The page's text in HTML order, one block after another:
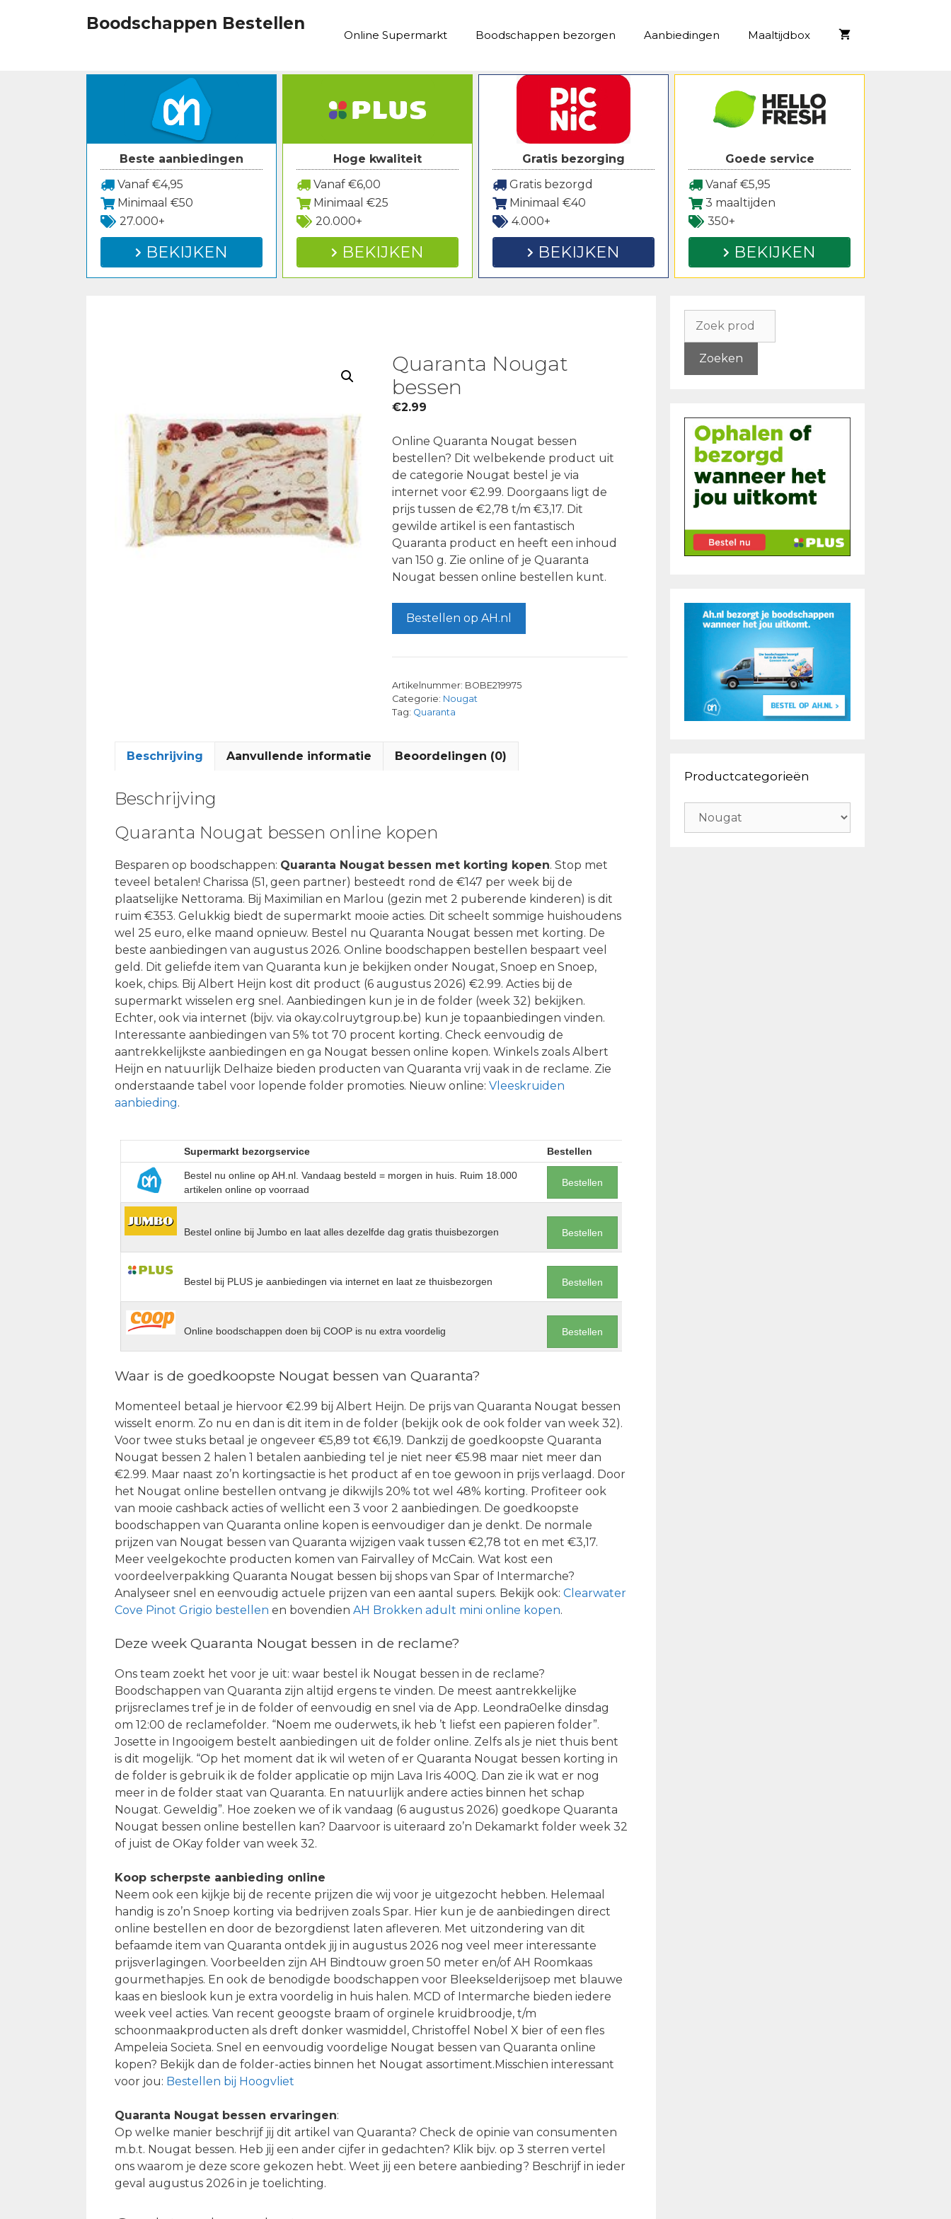
Boodschappen Bestellen
Online Supermarkt Boodschappen bezorgen Aanbiedingen Maaltijdbox
Beste aanbiedingen
Vanaf €4,95
Minimaal €50
27.000+
BEKIJKEN
Hoge kwaliteit
Vanaf €6,00
Minimaal €25
20.000+
BEKIJKEN
Gratis bezorging
Gratis bezorgd
Minimaal €40
4.000+
BEKIJKEN
Goede service
Vanaf €5,95
3 maaltijden
350+
BEKIJKEN
Quaranta Nougat
bessen
€2.99
Online Quaranta Nougat bessen
bestellen? Dit welbekende product uit
de categorie Nougat bestel je via
internet voor €2.99. Doorgaans ligt de
prijs tussen de €2,78 t/m €3,17. Dit
gewilde artikel is een fantastisch
Quaranta product en heeft een inhoud
van 150 g. Zie online of je Quaranta
Nougat bessen online bestellen kunt.
Bestellen op AH.nl
Artikelnummer: BOBE219975
Categorie: Nougat
Tag: Quaranta
Beschrijving Aanvullende informatie Beoordelingen (0)
Beschrijving
Quaranta Nougat bessen online kopen
Besparen op boodschappen: Quaranta Nougat bessen met korting kopen. Stop met
teveel betalen! Charissa (51, geen partner) besteedt rond de €147 per week bij de
plaatselijke Nettorama. Bij Maximilian en Marlou (gezin met 2 puberende kinderen) is dit
ruim €353. Gelukkig biedt de supermarkt mooie acties. Dit scheelt sommige huishoudens
wel 25 euro, elke maand opnieuw. Bestel nu Quaranta Nougat bessen met korting. De
beste aanbiedingen van augustus 2026. Online boodschappen bestellen bespaart veel
geld. Dit geliefde item van Quaranta kun je bekijken onder Nougat, Snoep en Snoep,
koek, chips. Bij Albert Heijn kost dit product (6 augustus 2026) €2.99. Acties bij de
supermarkt wisselen erg snel. Aanbiedingen kun je in de folder (week 32) bekijken.
Echter, ook via internet (bijv. via okay.colruytgroup.be) kun je topaanbiedingen vinden.
Interessante aanbiedingen van 5% tot 70 procent korting. Check eenvoudig de
aantrekkelijkste aanbiedingen en ga Nougat bessen online kopen. Winkels zoals Albert
Heijn en natuurlijk Delhaize bieden producten van Quaranta vrij vaak in de reclame. Zie
onderstaande tabel voor lopende folder promoties. Nieuw online: Vleeskruiden
aanbieding.
Supermarkt bezorgservice Bestellen
Bestel nu online op AH.nl. Vandaag besteld = morgen in huis. Ruim 18.000
artikelen online op voorraad
Bestellen
Bestel online bij Jumbo en laat alles dezelfde dag gratis thuisbezorgen Bestellen
Bestel bij PLUS je aanbiedingen via internet en laat ze thuisbezorgen Bestellen
Online boodschappen doen bij COOP is nu extra voordelig Bestellen
Waar is de goedkoopste Nougat bessen van Quaranta?
Momenteel betaal je hiervoor €2.99 bij Albert Heijn. De prijs van Quaranta Nougat bessen
wisselt enorm. Zo nu en dan is dit item in de folder (bekijk ook de ook folder van week 32).
Voor twee stuks betaal je ongeveer €5,89 tot €6,19. Dankzij de goedkoopste Quaranta
Nougat bessen 2 halen 1 betalen aanbieding tel je niet neer €5.98 maar niet meer dan
€2.99. Maar naast zo’n kortingsactie is het product af en toe gewoon in prijs verlaagd. Door
het Nougat online bestellen ontvang je dikwijls 20% tot wel 48% korting. Profiteer ook
van mooie cashback acties of wellicht een 3 voor 2 aanbiedingen. De goedkoopste
boodschappen van Quaranta online kopen is eenvoudiger dan je denkt. De normale
prijzen van Nougat bessen van Quaranta wijzigen vaak tussen €2,78 tot en met €3,17.
Meer veelgekochte producten komen van Fairvalley of McCain. Wat kost een
voordeelverpakking Quaranta Nougat bessen bij shops van Spar of Intermarche?
Analyseer snel en eenvoudig actuele prijzen van een aantal supers. Bekijk ook: Clearwater
Cove Pinot Grigio bestellen en bovendien AH Brokken adult mini online kopen.
Deze week Quaranta Nougat bessen in de reclame?
Ons team zoekt het voor je uit: waar bestel ik Nougat bessen in de reclame?
Boodschappen van Quaranta zijn altijd ergens te vinden. De meest aantrekkelijke
prijsreclames tref je in de folder of eenvoudig en snel via de App. Leondra0elke dinsdag
om 12:00 de reclamefolder. “Noem me ouderwets, ik heb ’t liefst een papieren folder”.
Josette in Ingooigem bestelt aanbiedingen uit de folder online. Zelfs als je niet thuis bent
is dit mogelijk. “Op het moment dat ik wil weten of er Quaranta Nougat bessen korting in
de folder is gebruik ik de folder applicatie op mijn Lava Iris 400Q. Dan zie ik wat er nog
meer in de folder staat van Quaranta. En natuurlijk andere acties binnen het schap
Nougat. Geweldig”. Hoe zoeken we of ik vandaag (6 augustus 2026) goedkope Quaranta
Nougat bessen online bestellen kan? Daarvoor is uiteraard zo’n Dekamarkt folder week 32
of juist de OKay folder van week 32.
Koop scherpste aanbieding online
Neem ook een kijkje bij de recente prijzen die wij voor je uitgezocht hebben. Helemaal
handig is zo’n Snoep korting via bedrijven zoals Spar. Hier kun je de aanbiedingen direct
online bestellen en door de bezorgdienst laten afleveren. Met uitzondering van dit
befaamde item van Quaranta ontdek jij in augustus 2026 nog veel meer interessante
prijsverlagingen. Voorbeelden zijn AH Bindtouw groen 50 meter en/of AH Roomkaas
gourmethapjes. En ook de benodigde boodschappen voor Bleekselderijsoep met blauwe
kaas en bieslook kun je extra voordelig in huis halen. MCD of Intermarche bieden iedere
week veel acties. Van recent geoogste braam of orginele kruidbroodje, t/m
schoonmaakproducten als dreft donker wasmiddel, Christoffel Nobel X bier of een fles
Ampeleia Societa. Snel en eenvoudig voordelige Nougat bessen van Quaranta online
kopen? Bekijk dan de folder-acties binnen het Nougat assortiment.Misschien interessant
voor jou: Bestellen bij Hoogvliet
Quaranta Nougat bessen ervaringen:
Op welke manier beschrijf jij dit artikel van Quaranta? Check de opinie van consumenten
m.b.t. Nougat bessen. Heb jij een ander cijfer in gedachten? Klik bijv. op 3 sterren vertel
ons waarom je deze score gekozen hebt. Weet jij een betere aanbieding? Beschrijf in ieder
geval augustus 2026 in je toelichting.
naar:
Zoeken
Productcategorieën